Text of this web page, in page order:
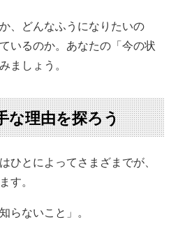
、どんなふうになりたいの
いるのか。あなたの「今の状
ましょう。
な理由を探ろう
ひとによってさまざまでが、
す。
らないこと」。